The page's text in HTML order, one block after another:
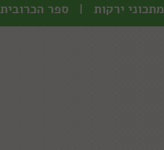
מתכוני ירקות ספר הכרובית